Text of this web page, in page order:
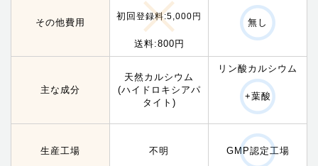
その他費用
初回 登録料:5,000円
送料:800円
無し
主な成分
天然カルシウム
(ハイドロキシアパ
タイト)
リン酸カルシウム
+葉酸
生産工場 不明 GMP認定工場